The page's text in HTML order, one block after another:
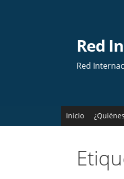
Red
Red
Inicio